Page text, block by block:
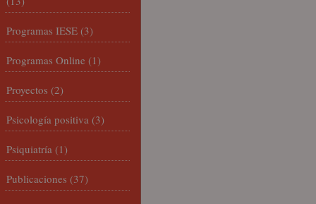
Programas IESE (3)
Programas Online (1)
Proyectos (2)
Psicología positiva (3)
Psiquiatría (1)
Publicaciones (37)